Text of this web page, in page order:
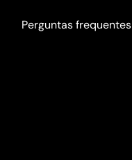
Perguntas frequentes